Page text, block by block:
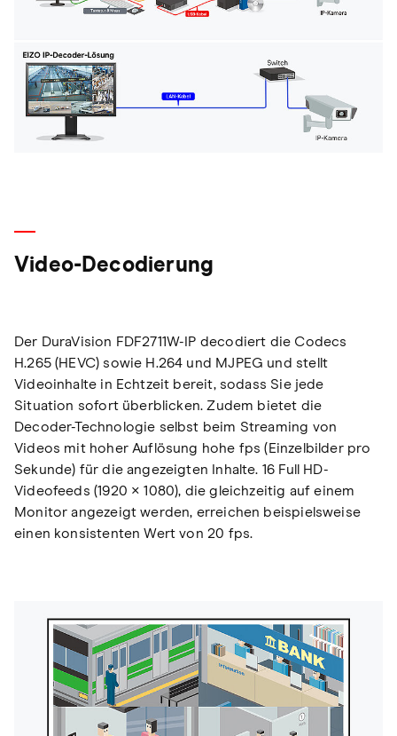
Video-Decodierung
Der DuraVision FDF2711W-IP decodiert die Codecs
H.265 (HEVC) sowie H.264 und MJPEG und stellt
Videoinhalte in Echtzeit bereit, sodass Sie jede
Situation sofort überblicken. Zudem bietet die
Decoder-Technologie selbst beim Streaming von
Videos mit hoher Auflösung hohe fps (Einzelbilder pro
Sekunde) für die angezeigten Inhalte. 16 Full HD-
Videofeeds (1920 × 1080), die gleichzeitig auf einem
Monitor angezeigt werden, erreichen beispielsweise
einen konsistenten Wert von 20 fps.